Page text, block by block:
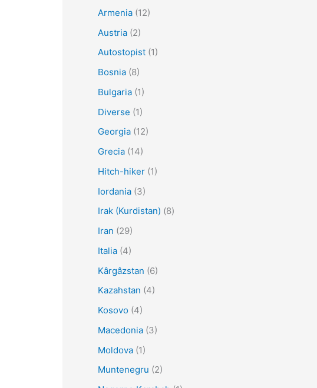
Armenia (12)
Austria (2)
Autostopist (1)
Bosnia (8)
Bulgaria (1)
Diverse (1)
Georgia (12)
Grecia (14)
Hitch-hiker (1)
Iordania (3)
Irak (Kurdistan) (8)
Iran (29)
Italia (4)
Kârgâzstan (6)
Kazahstan (4)
Kosovo (4)
Macedonia (3)
Moldova (1)
Muntenegru (2)